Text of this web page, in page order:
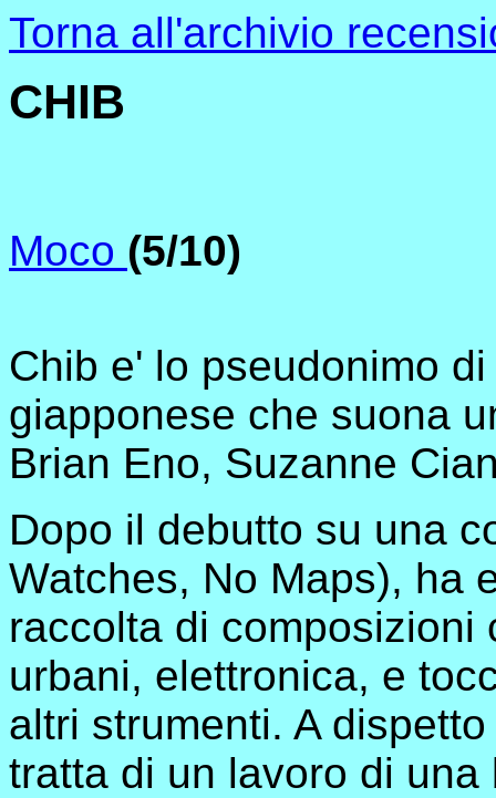
Torna all'archivio
CHIB
Moco (5/10)
Chib e' lo pseudonimo
giapponese che suona
Brian Eno, Suzanne
Dopo il debutto su una
Watches, No Maps), ha
raccolta di
urbani, elettronica, e
altri strumenti. A
tratta di un lavoro di